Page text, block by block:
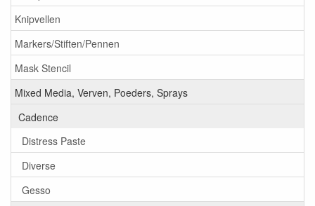
Knipvellen
Markers/Stiften/Pennen
Mask Stencil
Mixed Media, Verven, Poeders, Sprays
Cadence
Distress Paste
Diverse
Gesso